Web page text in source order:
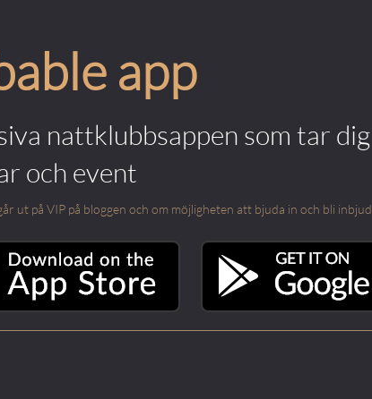
app
nattklubbsappen som tar
och event
ut på VIP på bloggen och om möjligheten att bjuda in och bli